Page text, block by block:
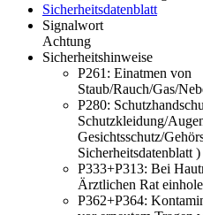
Sicherheitsdatenblatt
Signalwort
Achtung
Sicherheitshinweise
P261: Einatmen von
Staub/Rauch/Gas/
P280:
Schutzkleidung/
Gesichtsschutz/
Sicherheitsdatenblatt )
P333+P313: Bei
Ärztlichen Rat
P362+P364: